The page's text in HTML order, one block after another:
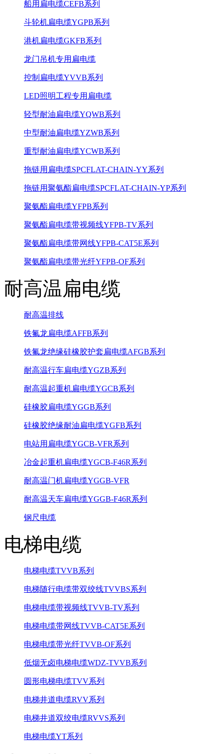
船用扁电缆CEFB系列
斗轮机扁电缆YGPB系列
港机扁电缆GKFB系列
龙门吊机专用扁电缆
控制扁电缆YVVB系列
LED照明工程专用扁电缆
轻型耐油扁电缆YQWB系列
中型耐油扁电缆YZWB系列
重型耐油扁电缆YCWB系列
拖链用扁电缆SPCFLAT-CHAIN-YY系列
拖链用聚氨酯扁电缆SPCFLAT-CHAIN-YP系列
聚氨酯扁电缆YFPB系列
聚氨酯扁电缆带视频线YFPB-TV系列
聚氨酯扁电缆带网线YFPB-CAT5E系列
聚氨酯扁电缆带光纤YFPB-OF系列
耐高温扁电缆
耐高温排线
铁氟龙扁电缆AFFB系列
铁氟龙绝缘硅橡胶护套扁电缆AFGB系列
耐高温行车扁电缆YGZB系列
耐高温起重机扁电缆YGCB系列
硅橡胶扁电缆YGGB系列
硅橡胶绝缘耐油扁电缆YGFB系列
电站用扁电缆YGCB-VFR系列
冶金起重机扁电缆YGCB-F46R系列
耐高温门机扁电缆YGGB-VFR
耐高温天车扁电缆YGGB-F46R系列
钢尺电缆
电梯电缆
电梯电缆TVVB系列
电梯随行电缆带双绞线TVVBS系列
电梯电缆带视频线TVVB-TV系列
电梯电缆带网线TVVB-CAT5E系列
电梯电缆带光纤TVVB-OF系列
低烟无卤电梯电缆WDZ-TVVB系列
圆形电梯电缆TVV系列
电梯井道电缆RVV系列
电梯井道双绞电缆RVVS系列
电梯电缆YT系列